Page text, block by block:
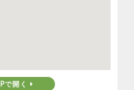
で開く